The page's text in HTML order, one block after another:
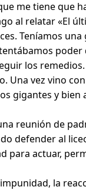
me tiene que
al relatar «El
Teníamos
los
vez vino
gigantes y
reunión de
defender al
para actuar,
la